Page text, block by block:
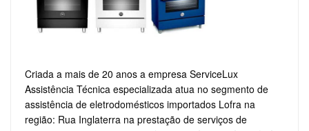
Criada a mais de 20 anos a empresa ServiceLux
Assistência Técnica especializada atua no segmento de
assistência de eletrodomésticos importados Lofra na
região: Rua Inglaterra na prestação de serviços de